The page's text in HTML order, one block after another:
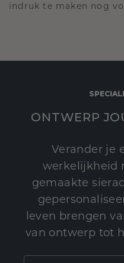
indruk te maken nog
ONTWERP
Verander je
werkelijkheid
gemaakte
leven brengen
van ontwerp tot